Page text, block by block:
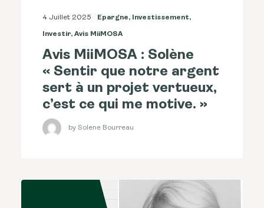
4 Juillet 2025 Epargne, Investissement,
Investir, Avis MiiMOSA
Avis MiiMOSA : Solène
« Sentir que notre argent
sert à un projet vertueux,
c’est ce qui me motive. »
by Solene Bourreau